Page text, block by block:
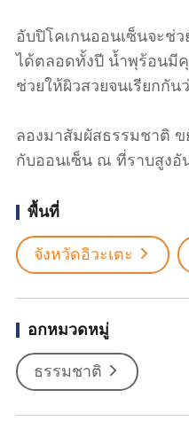
อับปิโคเกนออนเซ็นจะช่ว
ได้ตลอดทั้งปี น้ำพุร้อนมี
ช่วยให้ผิวสวยจนเรียกกัน
ลองมาสัมผัสธรรมชาติ ข
กับออนเซ็น ณ ที่ราบสูงอั
พื้นที่
จังหวัดอิวะเตะ
อกหมวดหมู่
ธรรมชาติ